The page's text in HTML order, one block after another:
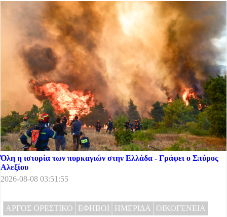
Όλη η ιστορία των πυρκαγιών στην Ελλάδα - Γράφει ο Σπύρος
Αλεξίου
2026-08-08 03:51:55
ΑΡΓΟΣ ΟΡΕΣΤΙΚΟ ΕΦΗΒΟΙ ΗΜΕΡΙΔΑ ΟΙΚΟΓΕΝΕΙΑ